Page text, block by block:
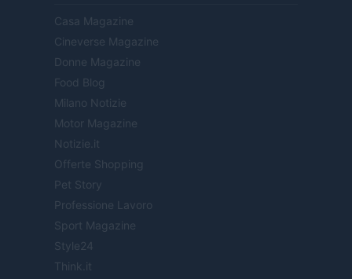
Casa Magazine
Cineverse Magazine
Donne Magazine
Food Blog
Milano Notizie
Motor Magazine
Notizie.it
Offerte Shopping
Pet Story
Professione Lavoro
Sport Magazine
Style24
Think.it